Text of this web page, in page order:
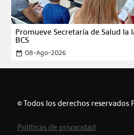
Promueve Secretaría de Salud la
BCS
date_range 08-Ago-2026
© Todos los derechos reservados
Políticas de privacidad